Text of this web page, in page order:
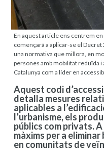
En aquest article ens centrem
començarà a aplicar-se el
una normativa que millora, en
persones amb mobilitat reduïda
Catalunya com a líder en
Aquest codi
detalla mesures
aplicables a
l’urbanisme, els
públics com privats.
màxims per a
en comunitats de